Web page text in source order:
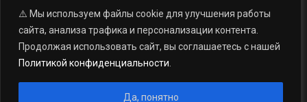
⚠️ Мы используем файлы cookie для улучшения работы
сайта, анализа трафика и персонализации контента.
Продолжая использовать сайт, вы соглашаетесь с нашей
Политикой конфиденциальности
Да, понятно
Новости Наши проекты
Официально
АРХИВ
16+
газеты «Миасский рабочий»; Областное государственное учреждение
«Издательский дом «Губерния». Все права защищены.